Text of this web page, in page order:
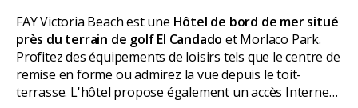
FAY Victoria Beach est une Hôtel de bord de mer situé
près du terrain de golf El Candado et Morlaco Park.
Profitez des équipements de loisirs tels que le centre de
remise en forme ou admirez la vue depuis le toit-
terrasse. L'hôtel propose également un accès Internet